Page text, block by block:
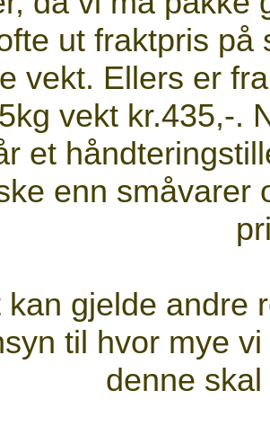
ut fraktpris på
vekt. Ellers er
vekt kr.435,-.
et
enn småvarer
kan gjelde andre
til hvor mye
denne